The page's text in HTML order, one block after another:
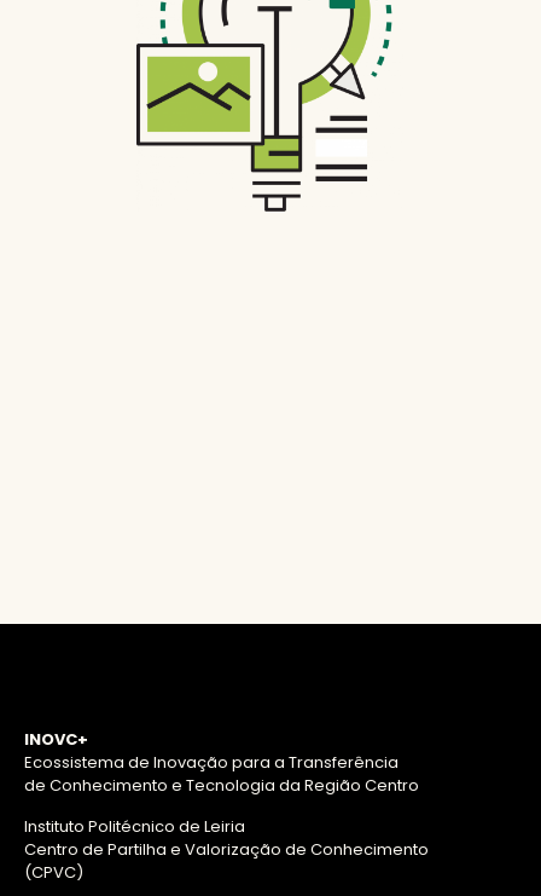
INOVC+
Ecossistema de Inovação para a Transferência
de Conhecimento e Tecnologia da Região Centro
Instituto Politécnico de Leiria
Centro de Partilha e Valorização de Conhecimento
(CPVC)